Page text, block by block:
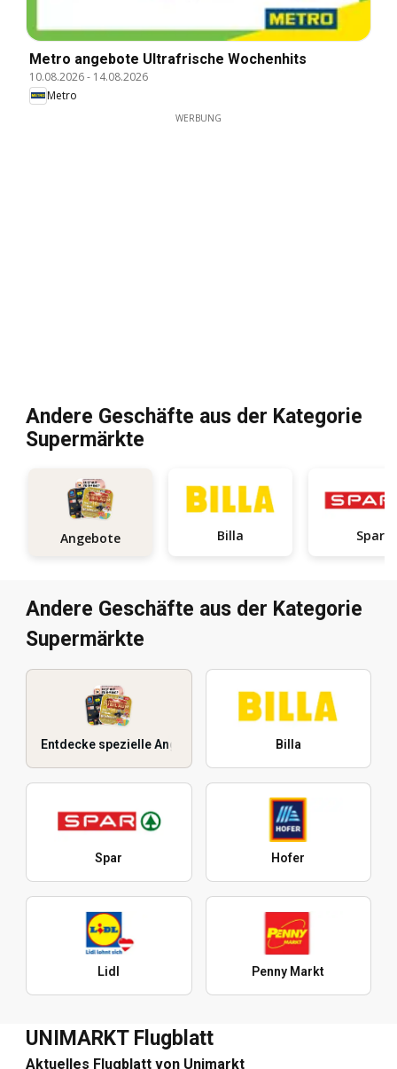
Metro angebote Ultrafrische Wochenhits
10.08.2026- 14.08.2026
Metro
WERBUNG
Andere Geschäfte aus der Kategorie
Supermärkte
Angebote Billa Spar
Andere Geschäfte aus der Kategorie
Supermärkte
Entdecke spezielle Angebote Billa
Spar Hofer
Lidl Penny Markt
UNIMARKT Flugblatt
Aktuelles Flugblatt von Unimarkt